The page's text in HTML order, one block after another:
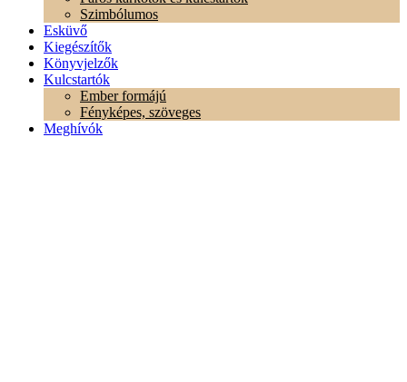
Szimbólumos
Esküvő
Kiegészítők
Könyvjelzők
Kulcstartók
Ember formájú
Fényképes, szöveges
Meghívók